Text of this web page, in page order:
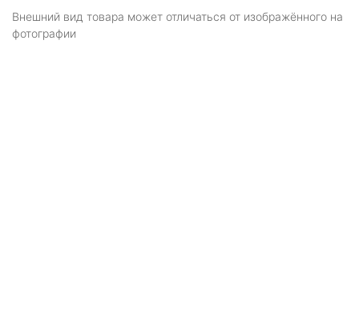
Внешний вид товара может отличаться от изображённого на
фотографии